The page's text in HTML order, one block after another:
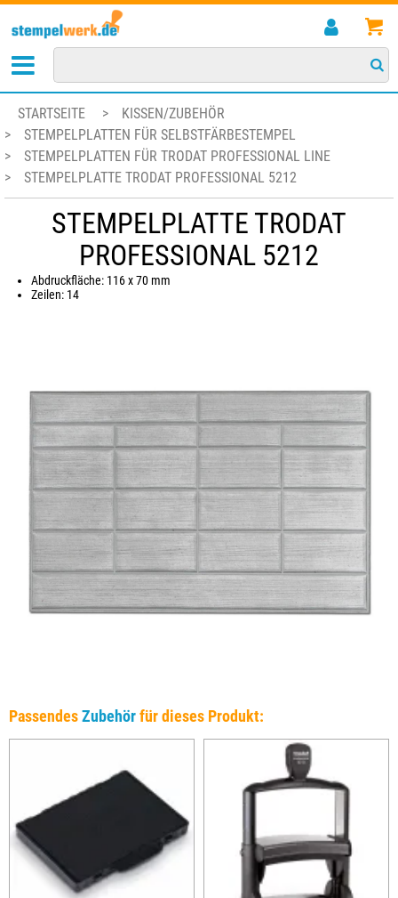
STARTSEITE >
KISSEN/ZUBEHÖR
>
STEMPELPLATTEN FÜR SELBSTFÄRBESTEMPEL
>
STEMPELPLATTEN FÜR TRODAT PROFESSIONAL LINE
>
STEMPELPLATTE TRODAT PROFESSIONAL 5212
STEMPELPLATTE TRODAT
PROFESSIONAL 5212
Abdruckfläche: 116 x 70 mm
Zeilen: 14
PassendesZubehörfür dieses Produkt: